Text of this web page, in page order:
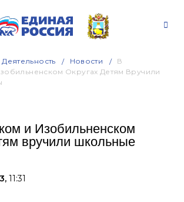
Новости
В
Округах Детям Вручили
и Изобильненском
вручили школьные
11:31